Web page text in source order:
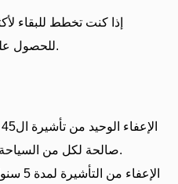
للحصول على تأشيرة إلكترونية قبل وصولك.
صالحة لكل من السياحة القصيرة الأجل ورحلات الأعمال.